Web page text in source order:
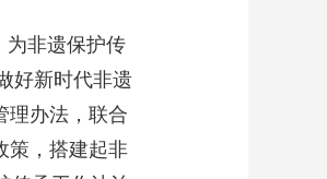
为非遗保护传
好新时代非遗
理办法，联合
策，搭建起非